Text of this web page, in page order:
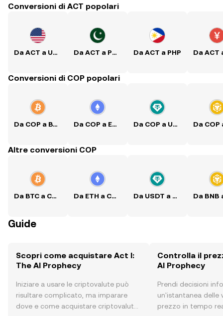
Conversioni di ACT popolari
Da ACT a USD Da ACT a PKR Da ACT a PHP
Conversioni di COP popolari
Da COP a BTC Da COP a ETH Da COP a USDT
Altre conversioni COP
Da BTC a COP Da ETH a COP Da USDT a COP
Guide
Scopri come acquistare Act I:
The AI Prophecy
Iniziare a usare le criptovalute può
risultare complicato, ma imparare
dove e come acquistare criptovalute
Controlla il
AI Prophecy
Prendi decisioni
un'istantanea delle
prezzo in tempo